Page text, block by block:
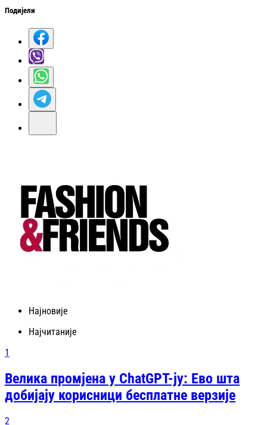
Подијели
Најновије
Најчитаније
1
Велика промјена у ChatGPT-ју: Ево шта
добијају корисници бесплатне верзије
2